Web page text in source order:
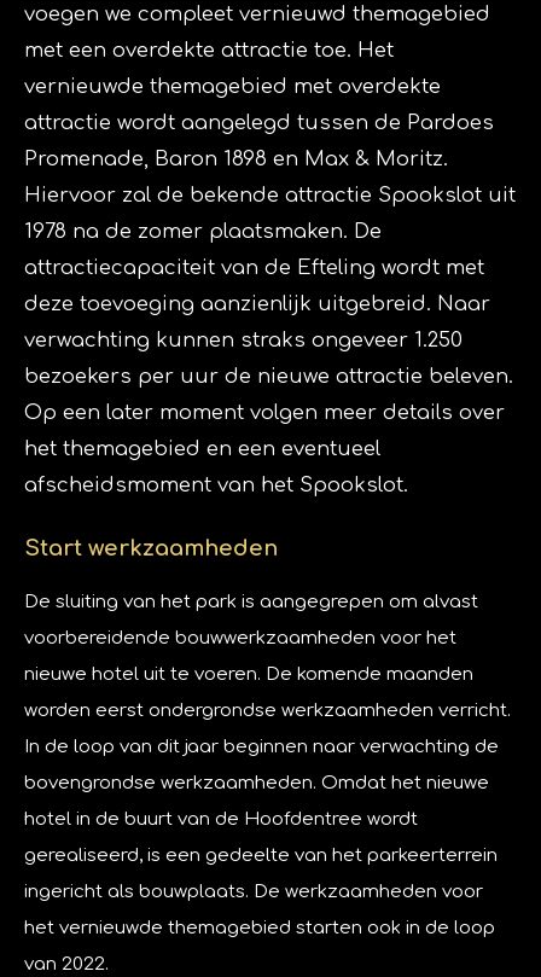
voegen we compleet vernieuwd themagebied
met een overdekte attractie toe. Het
vernieuwde themagebied met overdekte
attractie wordt aangelegd tussen de Pardoes
Promenade, Baron 1898 en Max & Moritz.
Hiervoor zal de bekende attractie Spookslot uit
1978 na de zomer plaatsmaken. De
attractiecapaciteit van de Efteling wordt met
deze toevoeging aanzienlijk uitgebreid. Naar
verwachting kunnen straks ongeveer 1.250
bezoekers per uur de nieuwe attractie beleven.
Op een later moment volgen meer details over
het themagebied en een eventueel
afscheidsmoment van het Spookslot.
Start werkzaamheden
De sluiting van het park is aangegrepen om alvast
voorbereidende bouwwerkzaamheden voor het
nieuwe hotel uit te voeren. De komende maanden
worden eerst ondergrondse werkzaamheden verricht.
In de loop van dit jaar beginnen naar verwachting de
bovengrondse werkzaamheden. Omdat het nieuwe
hotel in de buurt van de Hoofdentree wordt
gerealiseerd, is een gedeelte van het parkeerterrein
ingericht als bouwplaats. De werkzaamheden voor
het vernieuwde themagebied starten ook in de loop
van 2022.